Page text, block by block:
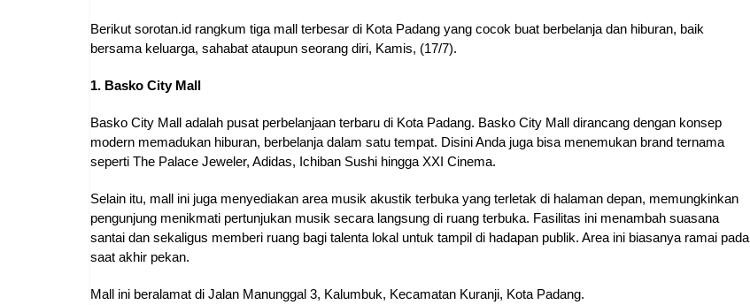
Berikut sorotan.id rangkum tiga mall terbesar di Kota Padang yang cocok buat berbelanja dan hiburan, baik
bersama keluarga, sahabat ataupun seorang diri, Kamis, (17/7).
1. Basko City Mall
Basko City Mall adalah pusat perbelanjaan terbaru di Kota Padang. Basko City Mall dirancang dengan konsep
modern memadukan hiburan, berbelanja dalam satu tempat. Disini Anda juga bisa menemukan brand ternama
seperti The Palace Jeweler, Adidas, Ichiban Sushi hingga XXI Cinema.
Selain itu, mall ini juga menyediakan area musik akustik terbuka yang terletak di halaman depan, memungkinkan
pengunjung menikmati pertunjukan musik secara langsung di ruang terbuka. Fasilitas ini menambah suasana
santai dan sekaligus memberi ruang bagi talenta lokal untuk tampil di hadapan publik. Area ini biasanya ramai pada
saat akhir pekan.
Mall ini beralamat di Jalan Manunggal 3, Kalumbuk, Kecamatan Kuranji, Kota Padang.